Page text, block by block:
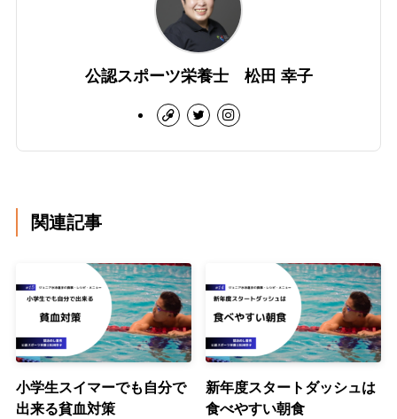
公認スポーツ栄養士 松田 幸子
関連記事
小学生スイマーでも自分で
出来る貧血対策
新年度スタートダッシュは
食べやすい朝食